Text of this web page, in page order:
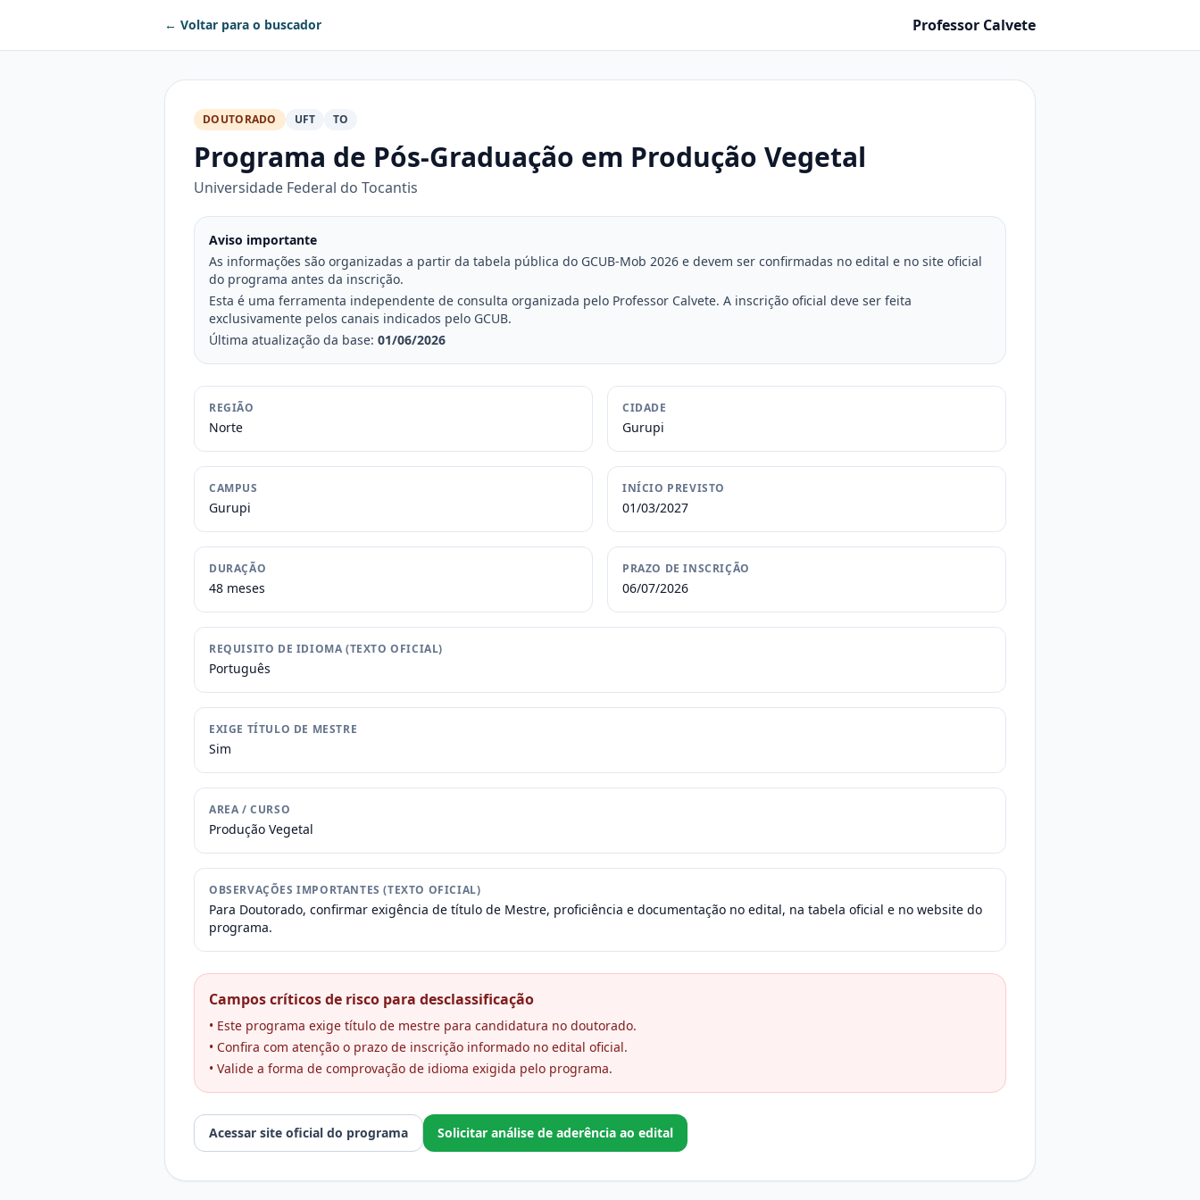
← Voltar para o buscador Professor Calvete
DOUTORADO UFT TO
Programa de Pós-Graduação em Produção Vegetal
Universidade Federal do Tocantis
Aviso importante
As informações são organizadas a partir da tabela pública do GCUB-Mob 2026 e devem ser confirmadas no edital e no site oficial
do programa antes da inscrição.
Esta é uma ferramenta independente de consulta organizada pelo Professor Calvete. A inscrição oficial deve ser feita
exclusivamente pelos canais indicados pelo GCUB.
Última atualização da base: 01/06/2026
REGIÃO
Norte
CIDADE
Gurupi
CAMPUS
Gurupi
INÍCIO PREVISTO
01/03/2027
DURAÇÃO
48 meses
PRAZO DE INSCRIÇÃO
06/07/2026
REQUISITO DE IDIOMA (TEXTO OFICIAL)
Português
EXIGE TÍTULO DE MESTRE
Sim
AREA / CURSO
Produção Vegetal
OBSERVAÇÕES IMPORTANTES (TEXTO OFICIAL)
Para Doutorado, confirmar exigência de título de Mestre, proficiência e documentação no edital, na tabela oficial e no website do
programa.
Campos críticos de risco para desclassificação
• Este programa exige título de mestre para candidatura no doutorado.
• Confira com atenção o prazo de inscrição informado no edital oficial.
• Valide a forma de comprovação de idioma exigida pelo programa.
Acessar site oficial do programa Solicitar análise de aderência ao edital